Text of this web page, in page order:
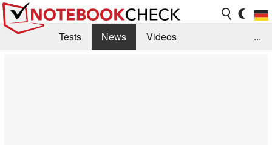
Tests News
Videos
...